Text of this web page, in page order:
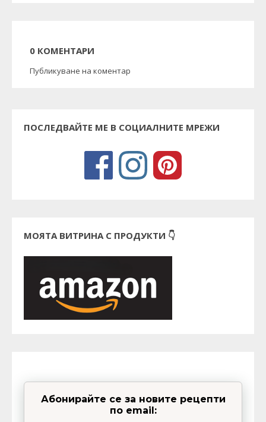
0 КОМЕНТАРИ
Публикуване на коментар
ПОСЛЕДВАЙТЕ МЕ В СОЦИАЛНИТЕ МРЕЖИ
МОЯТА ВИТРИНА С ПРОДУКТИ 👇
Абонирайте се за новите рецепти
по email: